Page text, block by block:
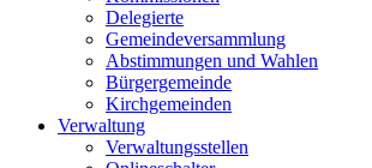
Delegierte
Gemeindeversammlung
Abstimmungen und Wahlen
Bürgergemeinde
Kirchgemeinden
Verwaltung
Verwaltungsstellen